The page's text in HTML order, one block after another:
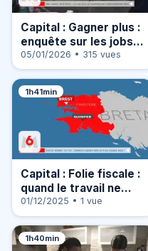
Capital : Gagner plus :
enquête sur les jobs
qui rapportent
vraiment !
05/01/2026 • 315 vues
1h41min
Capital : Folie fiscale :
quand le travail ne
paie plus, les solutions
pour s’en sortir
01/12/2025 • 1 vue
1h40min